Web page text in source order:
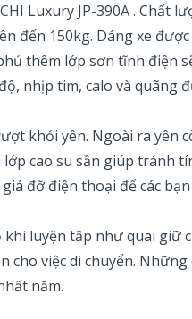
Luxury JP-390A .
đến 150kg. Dáng xe
thêm lớp sơn tĩnh điện
nhịp tim, calo và quãng
khỏi yên. Ngoài ra
cao su sần giúp
đỡ điện thoại để các
luyện tập như quai
việc di chuyển.
năm.